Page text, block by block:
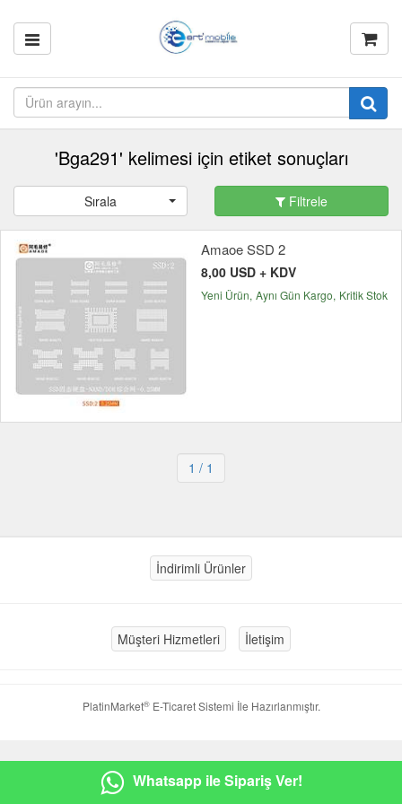
'Bga291' kelimesi için etiket sonuçları
Sırala Filtrele
Amaoe SSD 2
8,00 USD + KDV
Yeni Ürün Aynı Gün Kargo Kritik Stok
1 / 1
İndirimli Ürünler
Müşteri Hizmetleri İletişim
PlatinMarket®E-Ticaret Sistemi İle Hazırlanmıştır.
Whatsapp ile Sipariş Ver!